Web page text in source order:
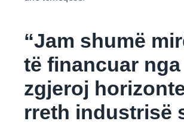
“Jam shumë
të financuar
zgjeroj
rreth industrisë